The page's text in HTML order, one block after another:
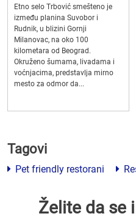
Etno selo Trbović smešteno je
između planina Suvobor i
Rudnik, u blizini Gornji
Milanovac, na oko 100
kilometara od Beograd.
Okruženo šumama, livadama i
voćnjacima, predstavlja mirno
mesto za odmor da...
Tagovi
Pet friendly restorani
Želite da se